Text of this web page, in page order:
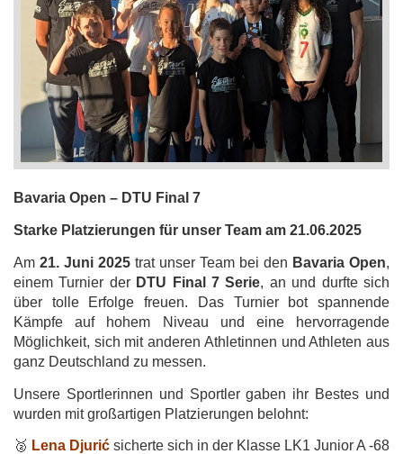
Bavaria Open – DTU Final 7
Starke Platzierungen für unser Team am 21.06.2025
Am 21. Juni 2025 trat unser Team bei den Bavaria Open,
einem Turnier der DTU Final 7 Serie, an und durfte sich
über tolle Erfolge freuen. Das Turnier bot spannende
Kämpfe auf hohem Niveau und eine hervorragende
Möglichkeit, sich mit anderen Athletinnen und Athleten aus
ganz Deutschland zu messen.
Unsere Sportlerinnen und Sportler gaben ihr Bestes und
wurden mit großartigen Platzierungen belohnt:
🥈 Lena Djurić sicherte sich in der Klasse LK1 Junior A -68